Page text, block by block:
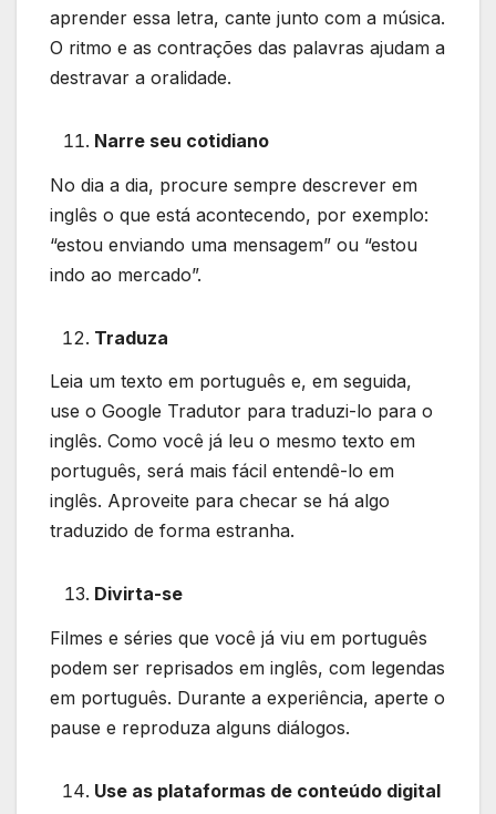
aprender essa letra, cante junto com a música.
O ritmo e as contrações das palavras ajudam a
destravar a oralidade.
Narre seu cotidiano
No dia a dia, procure sempre descrever em
inglês o que está acontecendo, por exemplo:
“estou enviando uma mensagem” ou “estou
indo ao mercado”.
Traduza
Leia um texto em português e, em seguida,
use o Google Tradutor para traduzi-lo para o
inglês. Como você já leu o mesmo texto em
português, será mais fácil entendê-lo em
inglês. Aproveite para checar se há algo
traduzido de forma estranha.
Divirta-se
Filmes e séries que você já viu em português
podem ser reprisados em inglês, com legendas
em português. Durante a experiência, aperte o
pause e reproduza alguns diálogos.
Use as plataformas de conteúdo digital